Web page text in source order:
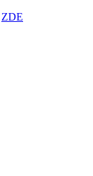
ZDE